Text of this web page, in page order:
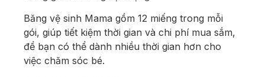
Băng vệ sinh Mama gồm 12 miếng trong mỗi
gói, giúp tiết kiệm thời gian và chi phí mua sắm,
để bạn có thể dành nhiều thời gian hơn cho
việc chăm sóc bé.